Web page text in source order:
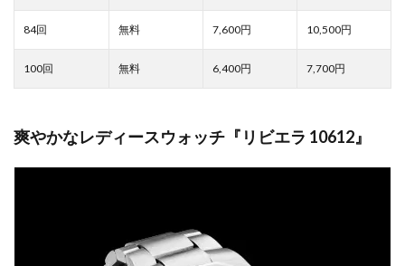
7,600 10,500
6,400 7,700
爽やかなレディースウォッチ『リビエラ 10612』